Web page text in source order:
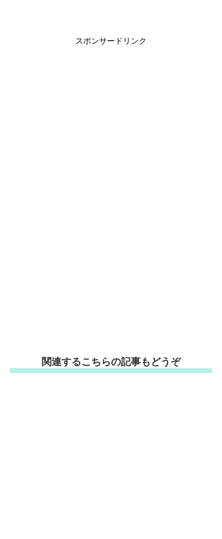
スポンサードリンク
関連するこちらの記事もどうぞ